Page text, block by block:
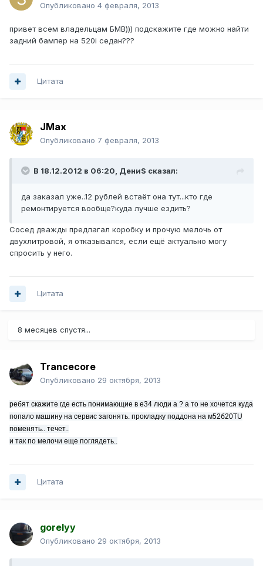
Опубликовано 4 февраля, 2013
привет всем владельцам БМВ))) подскажите где можно найти
задний бампер на 520i седан???
Цитата
JMax
Опубликовано 7 февраля, 2013
В 18.12.2012 в 06:20, ДениS сказал:
да заказал уже..12 рублей встаёт она тут...кто где
ремонтируется вообще?куда лучше ездить?
Сосед дважды предлагал коробку и прочую мелочь от
двухлитровой, я отказывался, если ещё актуально могу
спросить у него.
Цитата
8 месяцев спустя...
Trancecore
Опубликовано 29 октября, 2013
ребят скажите где есть понимающие в е34 люди а ? а то не хочется куда
попало машину на сервис загонять. прокладку поддона на м52б20TU
поменять.. течет..
и так по мелочи еще поглядеть..
Цитата
gorelyy
Опубликовано 29 октября, 2013